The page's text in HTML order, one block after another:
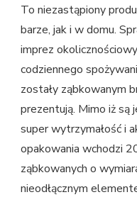
To niezastąpiony
barze, jak i w domu.
imprez
codziennego
zostały ząbkowanym
prezentują. Mimo iż
super wytrzymałość i
opakowania wchodzi
ząbkowanych o
nieodłącznym